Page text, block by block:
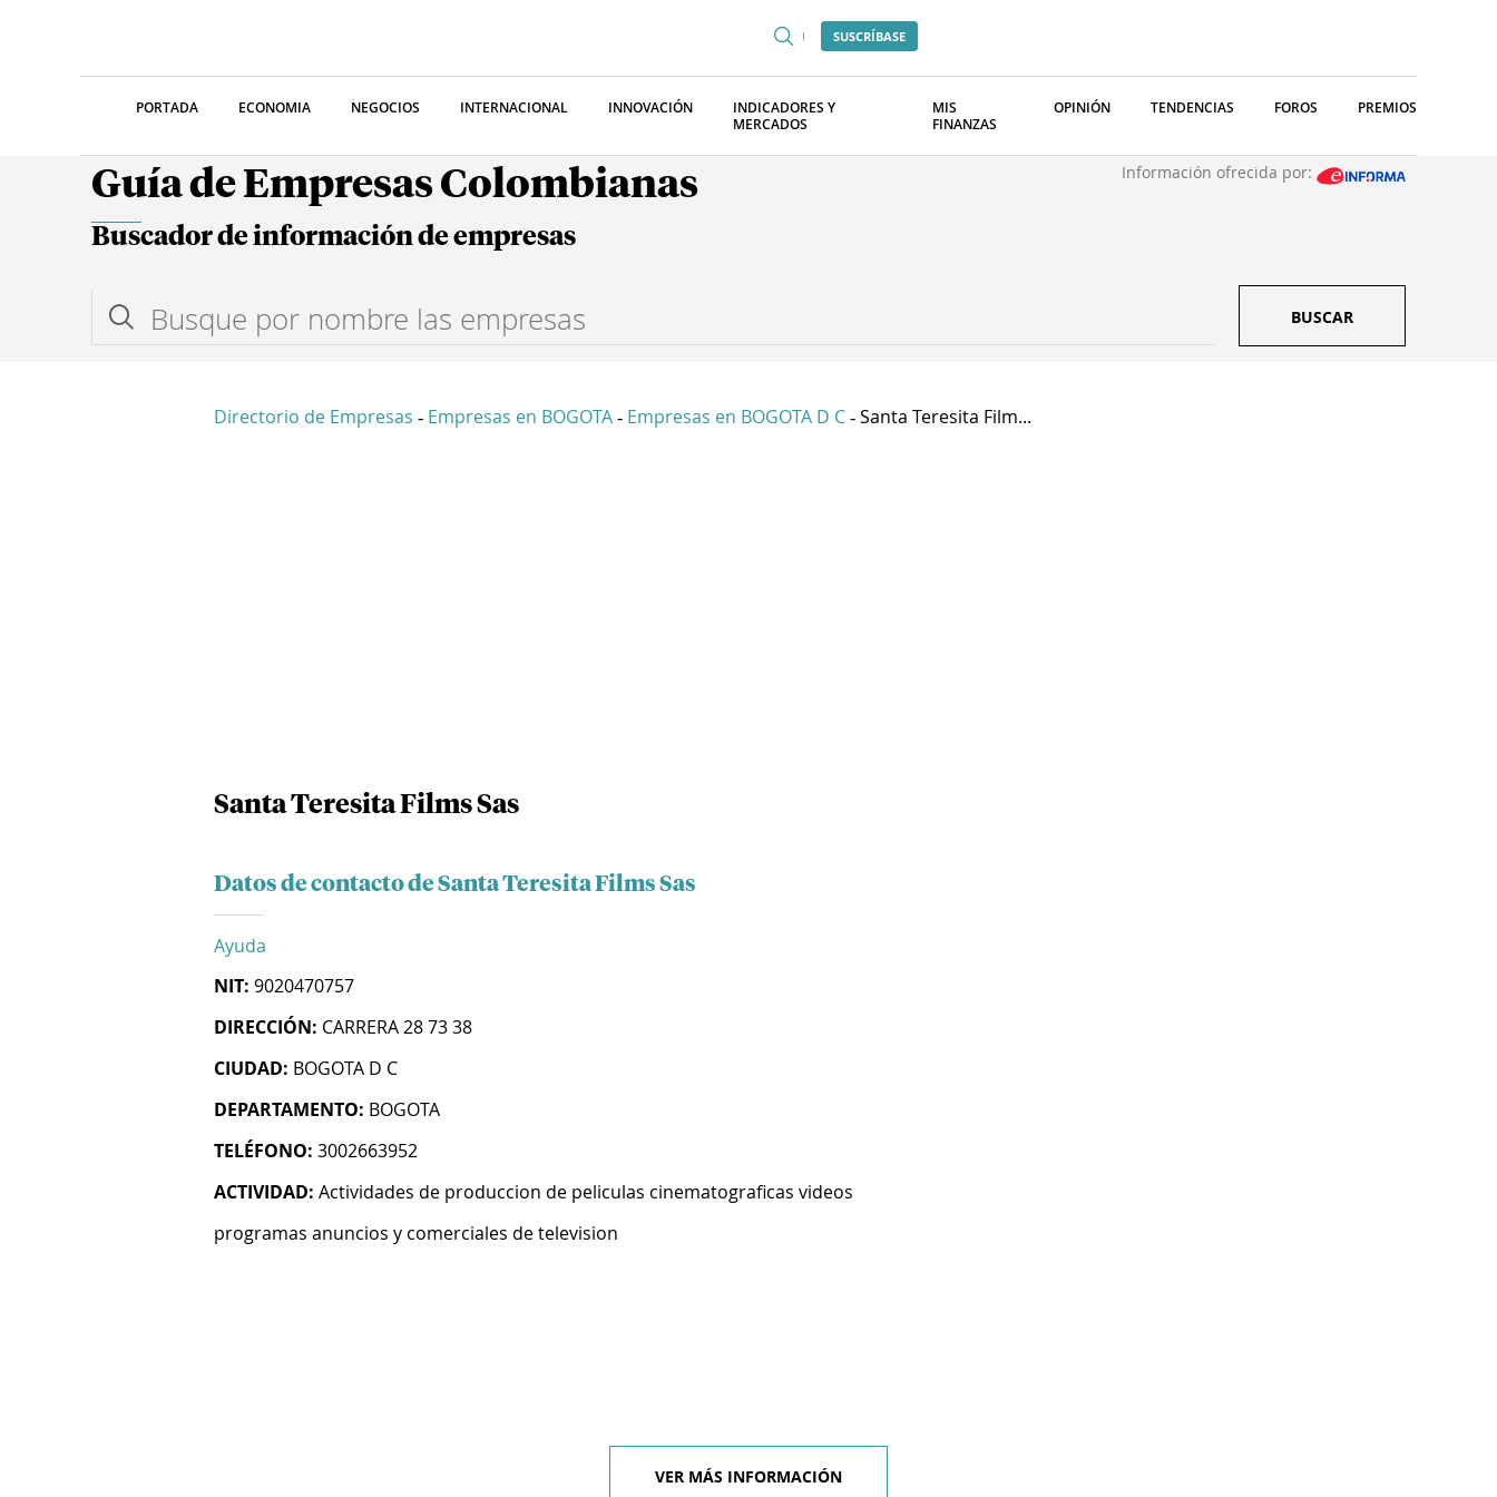
SUSCRÍBASE
PORTADA ECONOMIA NEGOCIOS INTERNACIONAL INNOVACIÓN
INDICADORES Y
MERCADOS
MIS
FINANZAS
OPINIÓN TENDENCIAS FOROS PREMIOS
Guía de Empresas Colombianas Información ofrecida por:
Buscador de información de empresas
BUSCAR
Directorio de Empresas - Empresas en BOGOTA - Empresas en BOGOTA D C - Santa Teresita Film...
Santa Teresita Films Sas
Datos de contacto de Santa Teresita Films Sas
Ayuda
NIT: 9020470757
DIRECCIÓN: CARRERA 28 73 38
CIUDAD: BOGOTA D C
DEPARTAMENTO: BOGOTA
TELÉFONO: 3002663952
ACTIVIDAD: Actividades de produccion de peliculas cinematograficas videos
programas anuncios y comerciales de television
VER MÁS INFORMACIÓN